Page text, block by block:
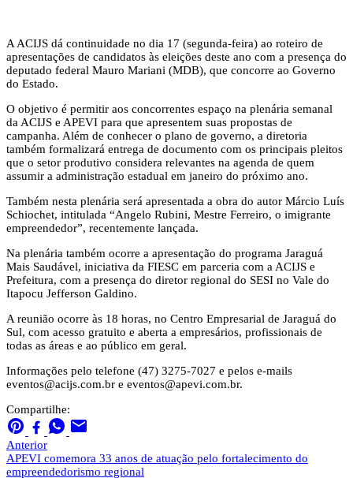
A ACIJS dá continuidade no dia 17 (segunda-feira) ao roteiro de
apresentações de candidatos às eleições deste ano com a presença do
deputado federal Mauro Mariani (MDB), que concorre ao Governo
do Estado.
O objetivo é permitir aos concorrentes espaço na plenária semanal
da ACIJS e APEVI para que apresentem suas propostas de
campanha. Além de conhecer o plano de governo, a diretoria
também formalizará entrega de documento com os principais pleitos
que o setor produtivo considera relevantes na agenda de quem
assumir a administração estadual em janeiro do próximo ano.
Também nesta plenária será apresentada a obra do autor Márcio Luís
Schiochet, intitulada “Angelo Rubini, Mestre Ferreiro, o imigrante
empreendedor”, recentemente lançada.
Na plenária também ocorre a apresentação do programa Jaraguá
Mais Saudável, iniciativa da FIESC em parceria com a ACIJS e
Prefeitura, com a presença do diretor regional do SESI no Vale do
Itapocu Jefferson Galdino.
A reunião ocorre às 18 horas, no Centro Empresarial de Jaraguá do
Sul, com acesso gratuito e aberta a empresários, profissionais de
todas as áreas e ao público em geral.
Informações pelo telefone (47) 3275-7027 e pelos e-mails
eventos@acijs.com.br e eventos@apevi.com.br.
Compartilhe:
Anterior
APEVI comemora 33 anos de atuação pelo fortalecimento do
empreendedorismo regional